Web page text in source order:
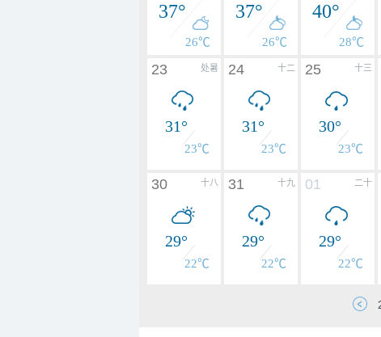
37°
26℃
37°
26℃
40°
28℃
处暑
23
31°
23℃
十二
24
31°
23℃
十三
25
30°
23℃
十八
30
29°
22℃
十九
31
29°
22℃
二十
01
29°
22℃